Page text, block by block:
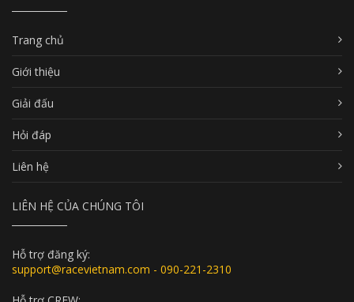
Trang chủ
Giới thiệu
Giải đấu
Hỏi đáp
Liên hệ
LIÊN HỆ CỦA CHÚNG TÔI
Hỗ trợ đăng ký:
support@racevietnam.com - 090-221-2310